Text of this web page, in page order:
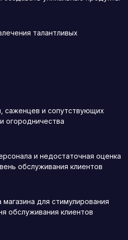
талантливых
саженцев и сопутствующих
огородничества
и недостаточная оценка
обслуживания клиентов
для стимулирования
обслуживания клиентов